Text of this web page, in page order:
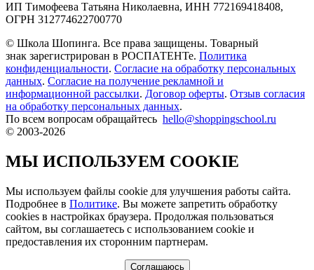
ИП Тимофеева Татьяна Николаевна, ИНН 772169418408,
ОГРН 312774622700770
© Школа Шопинга. Все права защищены. Товарный
знак зарегистрирован в РОСПАТЕНТе. Политика
конфиденциальности. Согласие на обработку персональных
данных. Согласие на получение рекламной и
информационной рассылки. Договор оферты. Отзыв согласия
на обработку персональных данных.
По всем вопросам обращайтесь hello@shoppingschool.ru
© 2003-2026
МЫ ИСПОЛЬЗУЕМ COOKIE
Мы используем файлы cookie для улучшения работы сайта.
Подробнее в Политике. Вы можете запретить обработку
сookies в настройках браузера. Продолжая пользоваться
сайтом, вы соглашаетесь с использованием cookie и
предоставления их сторонним партнерам.
Соглашаюсь